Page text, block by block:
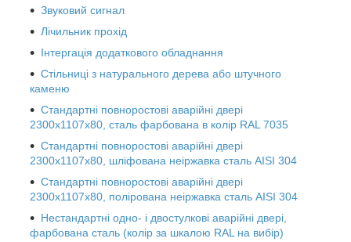
Звуковий сигнал
Лічильник прохід
Інтергація додаткового обладнання
Стільниці з натурального дерева або штучного
каменю
Стандартні повноростові аварійні двері
2300х1107х80, сталь фарбована в колір RAL 7035
Стандартні повноростові аварійні двері
2300х1107х80, шліфована неіржавка сталь AISI 304
Стандартні повноростові аварійні двері
2300х1107х80, полірована неіржавка сталь AISI 304
Нестандартні одно- і двостулкові аварійні двері,
фарбована сталь (колір за шкалою RAL на вибір)